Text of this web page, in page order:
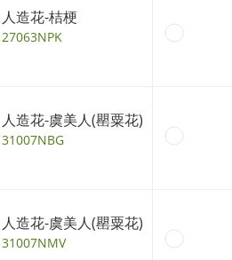
人造花-桔梗
27063NPK
人造花-虞美人(罌粟花)
31007NBG
人造花-虞美人(罌粟花)
31007NMV